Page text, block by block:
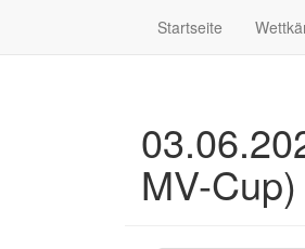
Startseite
MV-Cup)